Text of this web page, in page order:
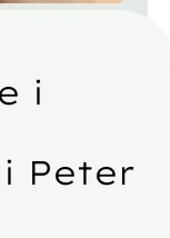
i
Peter